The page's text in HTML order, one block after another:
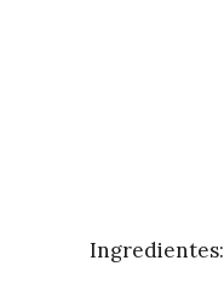
Ingredientes: